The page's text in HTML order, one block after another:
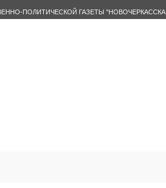
ПОЛИТИЧЕСКОЙ ГАЗЕТЫ